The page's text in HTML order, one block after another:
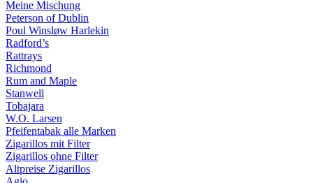
Meine Mischung
Peterson of Dublin
Poul Winsløw Harlekin
Radford’s
Rattrays
Richmond
Rum and Maple
Stanwell
Tobajara
W.O. Larsen
Pfeifentabak alle Marken
Zigarillos mit Filter
Zigarillos ohne Filter
Altpreise Zigarillos